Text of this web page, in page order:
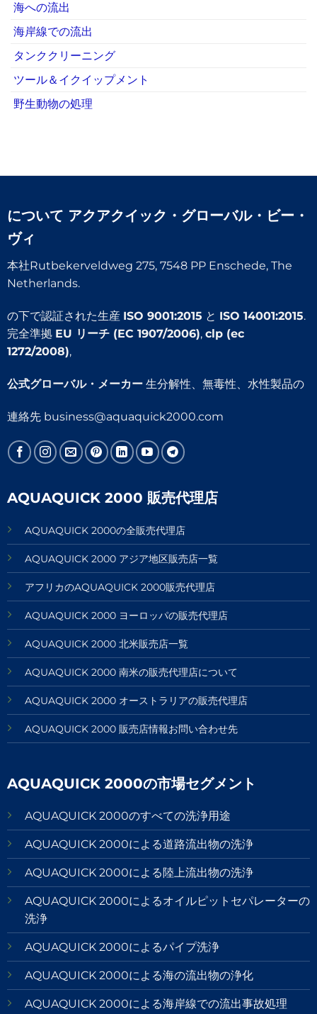
海への流出
海岸線での流出
タンククリーニング
ツール＆イクイップメント
野生動物の処理
について アクアクイック・グローバル・ビー・
ヴィ
本社Rutbekerveldweg 275, 7548 PP Enschede, The
Netherlands.
の下で認証された生産 ISO 9001:2015 と ISO 14001:2015.
完全準拠 EU リーチ (EC 1907/2006), clp (ec
1272/2008),
公式グローバル・メーカー生分解性、無毒性、水性製品の
連絡先 business@aquaquick2000.com
AQUAQUICK 2000 販売代理店
AQUAQUICK 2000の全販売代理店
AQUAQUICK 2000 アジア地区販売店一覧
アフリカのAQUAQUICK 2000販売代理店
AQUAQUICK 2000 ヨーロッパの販売代理店
AQUAQUICK 2000 北米販売店一覧
AQUAQUICK 2000 南米の販売代理店について
AQUAQUICK 2000 オーストラリアの販売代理店
AQUAQUICK 2000 販売店情報お問い合わせ先
AQUAQUICK 2000の市場セグメント
AQUAQUICK 2000のすべての洗浄用途
AQUAQUICK 2000による道路流出物の洗浄
AQUAQUICK 2000による陸上流出物の洗浄
AQUAQUICK 2000によるオイルピットセパレーターの
洗浄
AQUAQUICK 2000によるパイプ洗浄
AQUAQUICK 2000による海の流出物の浄化
AQUAQUICK 2000による海岸線での流出事故処理